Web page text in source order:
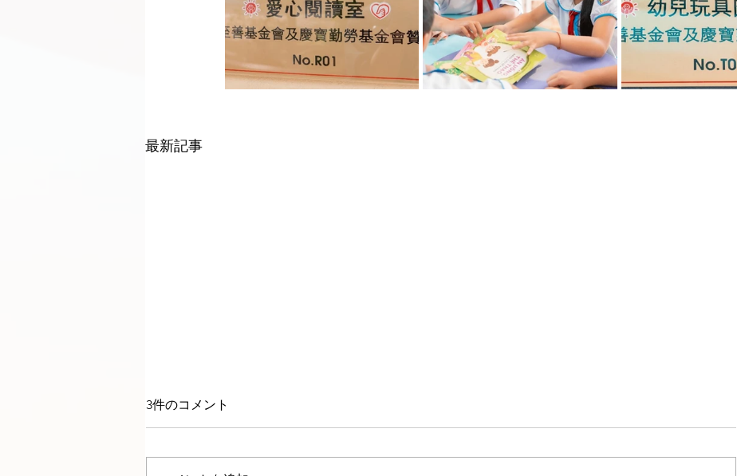
最新記事
金を寄付
3件のコメント